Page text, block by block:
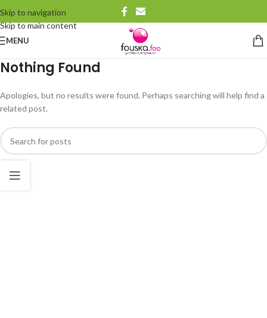
Skip to navigation
Skip to main content
MENU
Nothing Found
Apologies, but no results were found. Perhaps searching will help find a
related post.